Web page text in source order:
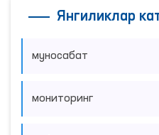
Янгиликлар
муносабат
мониторинг